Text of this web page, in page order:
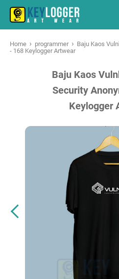
Home › programmer › Baju Kaos
- 168 Keylogger Artwear
Baju Kaos
Security
Keylogger